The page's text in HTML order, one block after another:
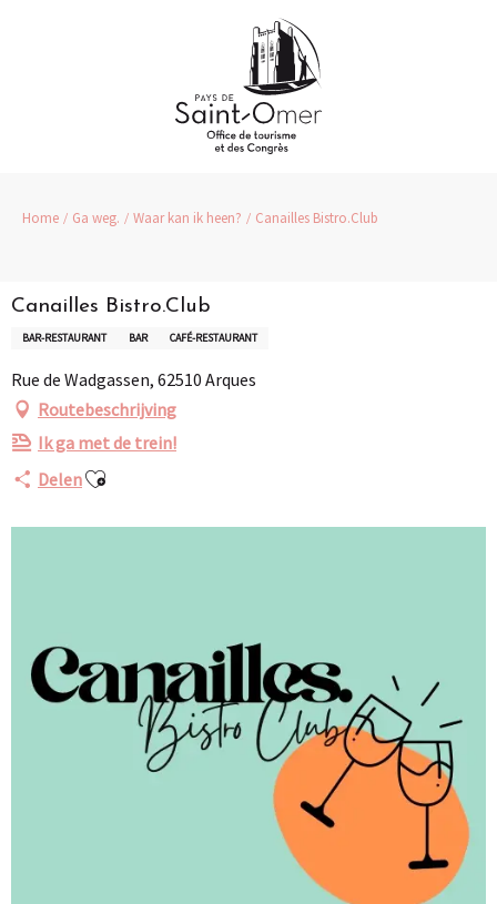
Home Ga weg. Waar kan ik heen? Canailles Bistro.Club
Canailles Bistro.Club
BAR-RESTAURANT BAR CAFÉ-RESTAURANT
Rue de Wadgassen, 62510 Arques
Routebeschrijving
Ik ga met de trein!
DelenAjouter aux favoris